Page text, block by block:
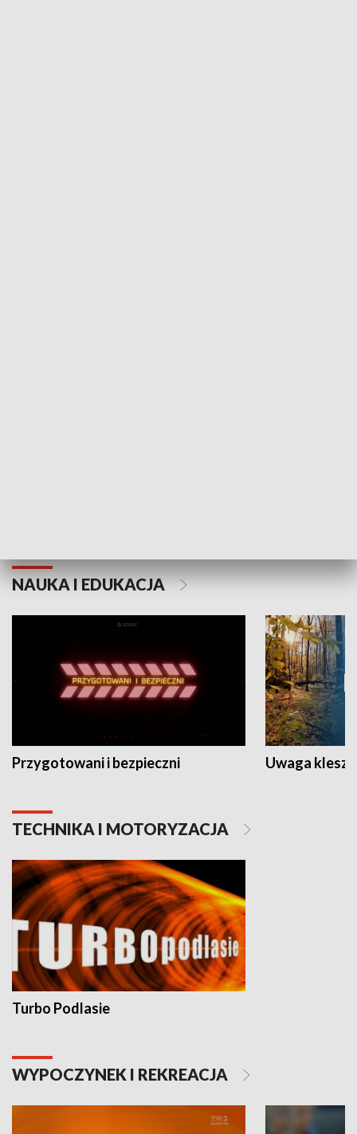
NAUKA I EDUKACJA
Przygotowani i bezpieczni Uwaga
TECHNIKA I MOTORYZACJA
Turbo Podlasie
WYPOCZYNEK I REKREACJA